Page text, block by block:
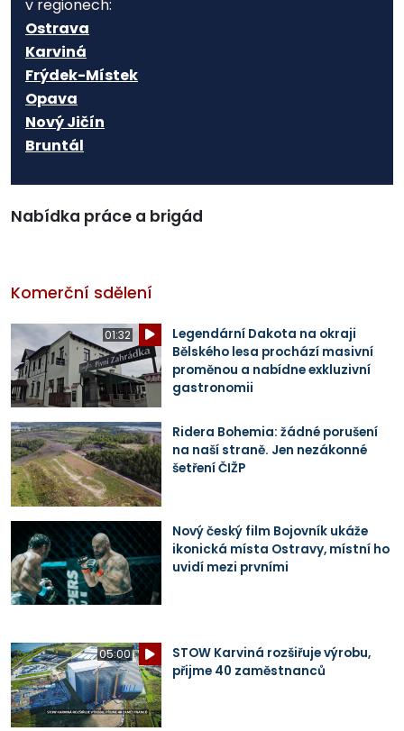
v regionech:
Ostrava
Karviná
Frýdek-Místek
Opava
Nový Jičín
Bruntál
Nabídka práce a brigád
Komerční sdělení
01:32
Legendární Dakota na okraji
Bělského lesa prochází masivní
proměnou a nabídne exkluzivní
gastronomii
Ridera Bohemia: žádné porušení
na naší straně. Jen nezákonné
šetření ČIŽP
Nový český film Bojovník ukáže
ikonická místa Ostravy, místní ho
uvidí mezi prvními
05:00
STOW Karviná rozšiřuje výrobu,
přijme 40 zaměstnanců